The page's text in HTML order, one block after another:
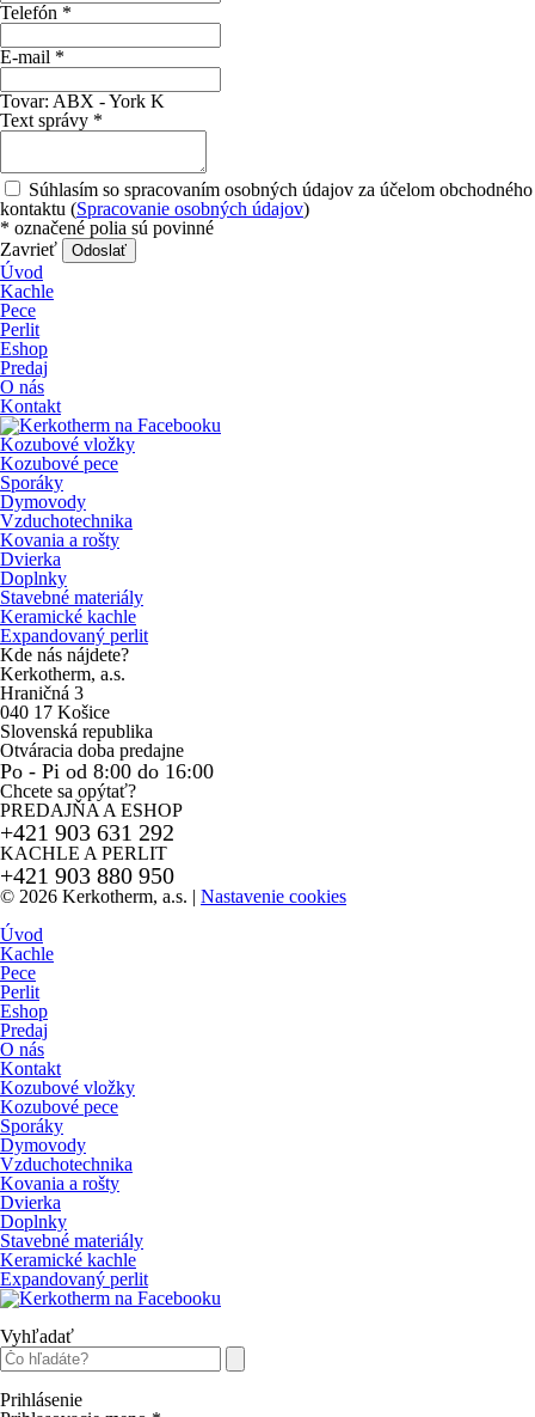
Telefón *
E-mail *
Tovar: ABX - York K
Text správy *
Súhlasím so spracovaním osobných údajov za účelom obchodného
kontaktu (Spracovanie osobných údajov)
* označené polia sú povinné
Zavrieť
Odoslať
Úvod
Kachle
Pece
Perlit
Eshop
Predaj
O nás
Kontakt
Kozubové vložky
Kozubové pece
Sporáky
Dymovody
Vzduchotechnika
Kovania a rošty
Dvierka
Doplnky
Stavebné materiály
Keramické kachle
Expandovaný perlit
Kde nás nájdete?
Kerkotherm, a.s.
Hraničná 3
040 17 Košice
Slovenská republika
Otváracia doba predajne
Po - Pi od 8:00 do 16:00
Chcete sa opýtať?
PREDAJŇA A ESHOP
+421 903 631 292
KACHLE A PERLIT
+421 903 880 950
© 2026 Kerkotherm, a.s. | Nastavenie cookies
Úvod
Kachle
Pece
Perlit
Eshop
Predaj
O nás
Kontakt
Kozubové vložky
Kozubové pece
Sporáky
Dymovody
Vzduchotechnika
Kovania a rošty
Dvierka
Doplnky
Stavebné materiály
Keramické kachle
Expandovaný perlit
Vyhľadať
Prihlásenie